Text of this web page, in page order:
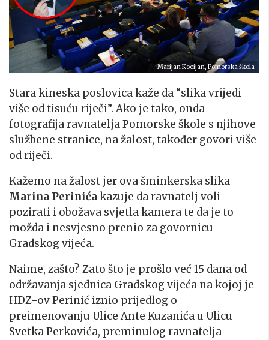
Marijan Kocijan, Pomorska škola
Stara kineska poslovica kaže da “slika vrijedi
više od tisuću riječi”. Ako je tako, onda
fotografija ravnatelja Pomorske škole s njihove
službene stranice, na žalost, također govori više
od riječi.
Kažemo na žalost jer ova šminkerska slika
Marina Perinića kazuje da ravnatelj voli
pozirati i obožava svjetla kamera te da je to
možda i nesvjesno prenio za govornicu
Gradskog vijeća.
Naime, zašto? Zato što je prošlo već 15 dana od
održavanja sjednica Gradskog vijeća na kojoj je
HDZ-ov Perinić iznio prijedlog o
preimenovanju Ulice Ante Kuzanića u Ulicu
Svetka Perkovića, preminulog ravnatelja